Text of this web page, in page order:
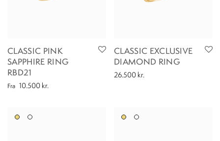
CLASSIC PINK
SAPPHIRE RING
RBD21
Fra 10.500 kr.
CLASSIC EXCLUSIVE
DIAMOND RING
26.500 kr.